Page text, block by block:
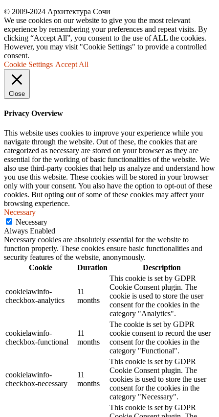
© 2009-2024 Архитектура Сочи
We use cookies on our website to give you the most relevant
experience by remembering your preferences and repeat visits. By
clicking “Accept All”, you consent to the use of ALL the cookies.
However, you may visit "Cookie Settings" to provide a controlled
consent.
Cookie Settings Accept All
Close
Privacy Overview
This website uses cookies to improve your experience while you
navigate through the website. Out of these, the cookies that are
categorized as necessary are stored on your browser as they are
essential for the working of basic functionalities of the website. We
also use third-party cookies that help us analyze and understand how
you use this website. These cookies will be stored in your browser
only with your consent. You also have the option to opt-out of these
cookies. But opting out of some of these cookies may affect your
browsing experience.
Necessary
Necessary
Always Enabled
Necessary cookies are absolutely essential for the website to
function properly. These cookies ensure basic functionalities and
security features of the website, anonymously.
Cookie
Duration Description
cookielawinfo-
checkbox-analytics
11
months
This cookie is set by GDPR
Cookie Consent plugin. The
cookie is used to store the user
consent for the cookies in the
category "Analytics".
cookielawinfo-
checkbox-functional
11
months
The cookie is set by GDPR
cookie consent to record the user
consent for the cookies in the
category "Functional".
cookielawinfo-
checkbox-necessary
11
months
This cookie is set by GDPR
Cookie Consent plugin. The
cookies is used to store the user
consent for the cookies in the
category "Necessary".
This cookie is set by GDPR